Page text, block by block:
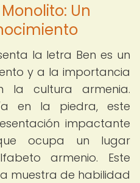
Un
la letra Ben es un
y a la importancia
la cultura armenia.
en la piedra, este
impactante
ocupa un lugar
armenio. Este
muestra de habilidad